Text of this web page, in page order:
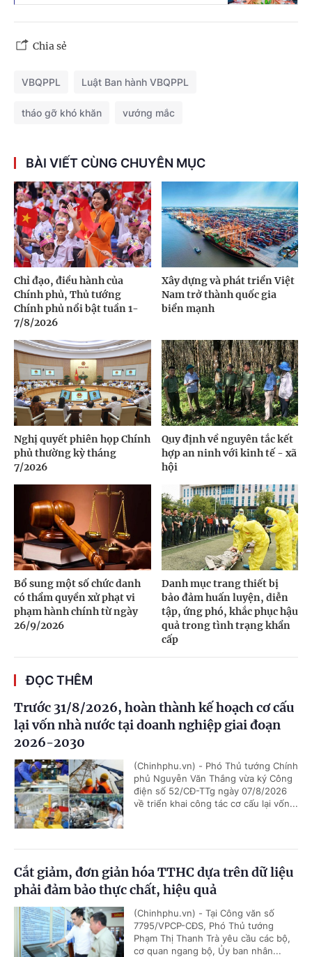
Chia sẻ
VBQPPL Luật Ban hành VBQPPL
tháo gỡ khó khăn vướng mắc
BÀI VIẾT CÙNG CHUYÊN MỤC
Chỉ đạo, điều hành của
Chính phủ, Thủ tướng
Chính phủ nổi bật tuần 1-
7/8/2026
Xây dựng và phát triển Việt
Nam trở thành quốc gia
biển mạnh
Nghị quyết phiên họp Chính
phủ thường kỳ tháng
7/2026
Quy định về nguyên tắc kết
hợp an ninh với kinh tế - xã
hội
Bổ sung một số chức danh
có thẩm quyền xử phạt vi
phạm hành chính từ ngày
26/9/2026
Danh mục trang thiết bị
bảo đảm huấn luyện, diễn
tập, ứng phó, khắc phục hậu
quả trong tình trạng khẩn
cấp
ĐỌC THÊM
Trước 31/8/2026, hoàn thành kế hoạch cơ cấu
lại vốn nhà nước tại doanh nghiệp giai đoạn
2026-2030
(Chinhphu.vn) - Phó Thủ tướng Chính
phủ Nguyễn Văn Thắng vừa ký Công
điện số 52/CĐ-TTg ngày 07/8/2026
về triển khai công tác cơ cấu lại vốn...
Cắt giảm, đơn giản hóa TTHC dựa trên dữ liệu
phải đảm bảo thực chất, hiệu quả
(Chinhphu.vn) - Tại Công văn số
7795/VPCP-CĐS, Phó Thủ tướng
Phạm Thị Thanh Trà yêu cầu các bộ,
cơ quan ngang bộ, Ủy ban nhân...